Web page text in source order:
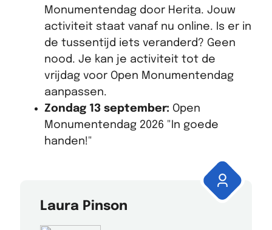
Monumentendag door Herita. Jouw
activiteit staat vanaf nu online. Is er in
de tussentijd iets veranderd? Geen
nood. Je kan je activiteit tot de
vrijdag voor Open Monumentendag
aanpassen.
Zondag 13 september: Open
Monumentendag 2026 "In goede
handen!"
Laura Pinson